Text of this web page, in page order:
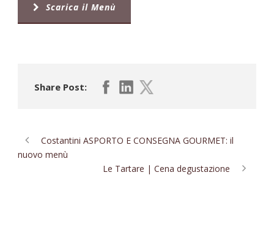
Scarica il Menù
Share Post:
Costantini ASPORTO E CONSEGNA GOURMET: il
nuovo menù
Le Tartare | Cena degustazione